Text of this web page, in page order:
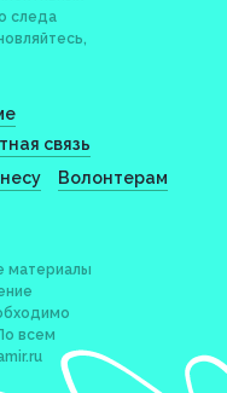
следа
связь
Волонтерам
материалы
всем